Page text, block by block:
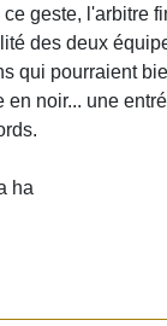
ce geste, l'arbitre
des deux
qui pourraient
en noir... une
ha